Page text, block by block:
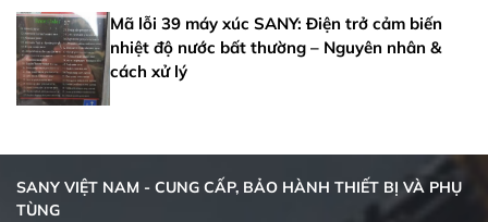
Mã lỗi 39 máy xúc SANY: Điện trở cảm biến
nhiệt độ nước bất thường – Nguyên nhân &
cách xử lý
SANY VIỆT NAM - CUNG CẤP, BẢO HÀNH THIẾT BỊ VÀ PHỤ
TÙNG